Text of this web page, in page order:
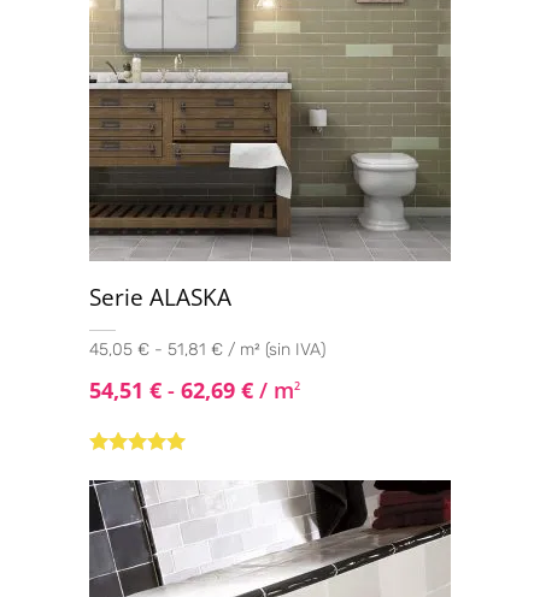
Serie ALASKA
45,05 € - 51,81 € / m² (sin IVA)
54,51 € - 62,69 € / m2
5.00de 5